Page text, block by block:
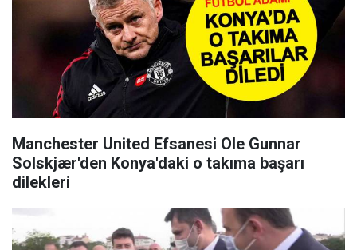
Manchester United Efsanesi Ole Gunnar
Solskjær'den Konya'daki o takıma başarı
dilekleri